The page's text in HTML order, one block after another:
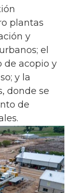
plantas
y
el
de acopio y
y la
donde se
de